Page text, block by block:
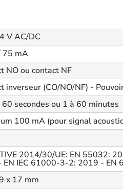
V AC/DC
75 mA
NO ou contact NF
inverseur (CO/NO/NF) -
60 secondes ou 1 à 60 minutes
100 mA (pour signal
2014/30/UE: EN 55032:
EN IEC 61000-3-2: 2019 -
x 17 mm